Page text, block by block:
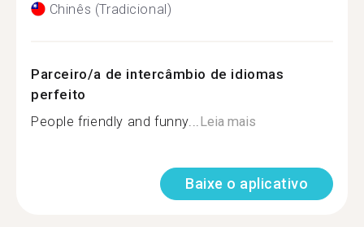
Chinês (Tradicional)
Parceiro/a de intercâmbio de idiomas
perfeito
People friendly and funny... Leia mais
Baixe o aplicativo